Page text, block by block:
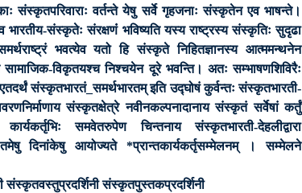
संस्कृतपरिवाराः वर्तन्ते येषु सर्वे गृहजनाः संस्कृतेन एव भाषन्ते।
संस्कृतेः संरक्षणंं भविष्यति यस्य राष्ट्रस्य संस्कृतिः सुदृढा
भवत्येव यतो हि संस्कृते निहितज्ञानस्य आत्ममन्थनेन
सामाजिक-विकृतयश्च निश्चयेन दूरे भवन्ति। अतः सम्भाषणशिविरैः
संस्कृतभारतं_समर्थभारतम् इति उद्घोषं कुर्वन्तः संस्कृतभारती-
संस्कृतक्षेत्रे नवीनकल्पनादानाय संस्कृतं सर्वेषां कर्तुं
समवेतरुपेण चिन्तनाय संस्कृतभारती-देहलीद्वारा
तमेषु दिनांकेषु आयोज्यते *प्रान्तकार्यकर्तृसम्मेलनम् । सम्मेलने
संस्कृतवस्तुप्रदर्शिनी संस्कृतपुस्तकप्रदर्शिनी